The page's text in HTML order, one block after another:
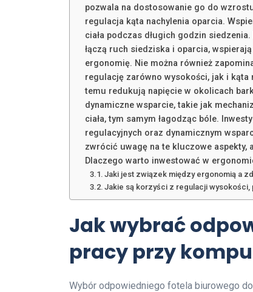
pozwala na dostosowanie go do
regulacja kąta nachylenia oparcia.
ciała podczas długich godzin
łączą ruch siedziska i oparcia,
ergonomię. Nie można również
regulację zarówno wysokości, jak i kąta
temu redukują napięcie w okolicach
dynamiczne wsparcie, takie jak
ciała, tym samym łagodząc bóle.
regulacyjnych oraz dynamicznym
zwrócić uwagę na te kluczowe aspekty,
Dlaczego warto inwestować w
Jaki jest związek między ergonomią a
Jakie są korzyści z regulacji
Jak wybrać
pracy przy
Wybór odpowiedniego fotela biurowego